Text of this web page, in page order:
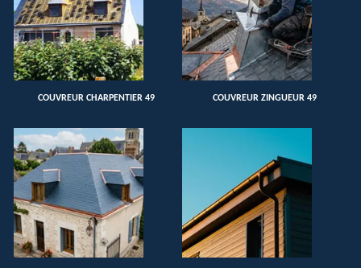
COUVREUR CHARPENTIER 49 COUVREUR ZINGUEUR 49